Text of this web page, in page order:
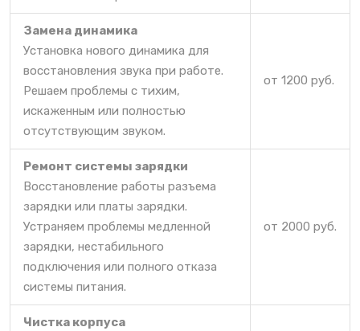
Замена динамика
Установка нового динамика для
восстановления звука при работе.
Решаем проблемы с тихим,
искаженным или полностью
отсутствующим звуком.
от 1200 руб.
Ремонт системы зарядки
Восстановление работы разъема
зарядки или платы зарядки.
Устраняем проблемы медленной
зарядки, нестабильного
подключения или полного отказа
системы питания.
от 2000 руб.
Чистка корпуса